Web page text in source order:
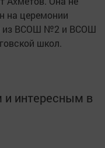
на церемонии
из ВСОШ №2 и ВСОШ
школ.
интересным в